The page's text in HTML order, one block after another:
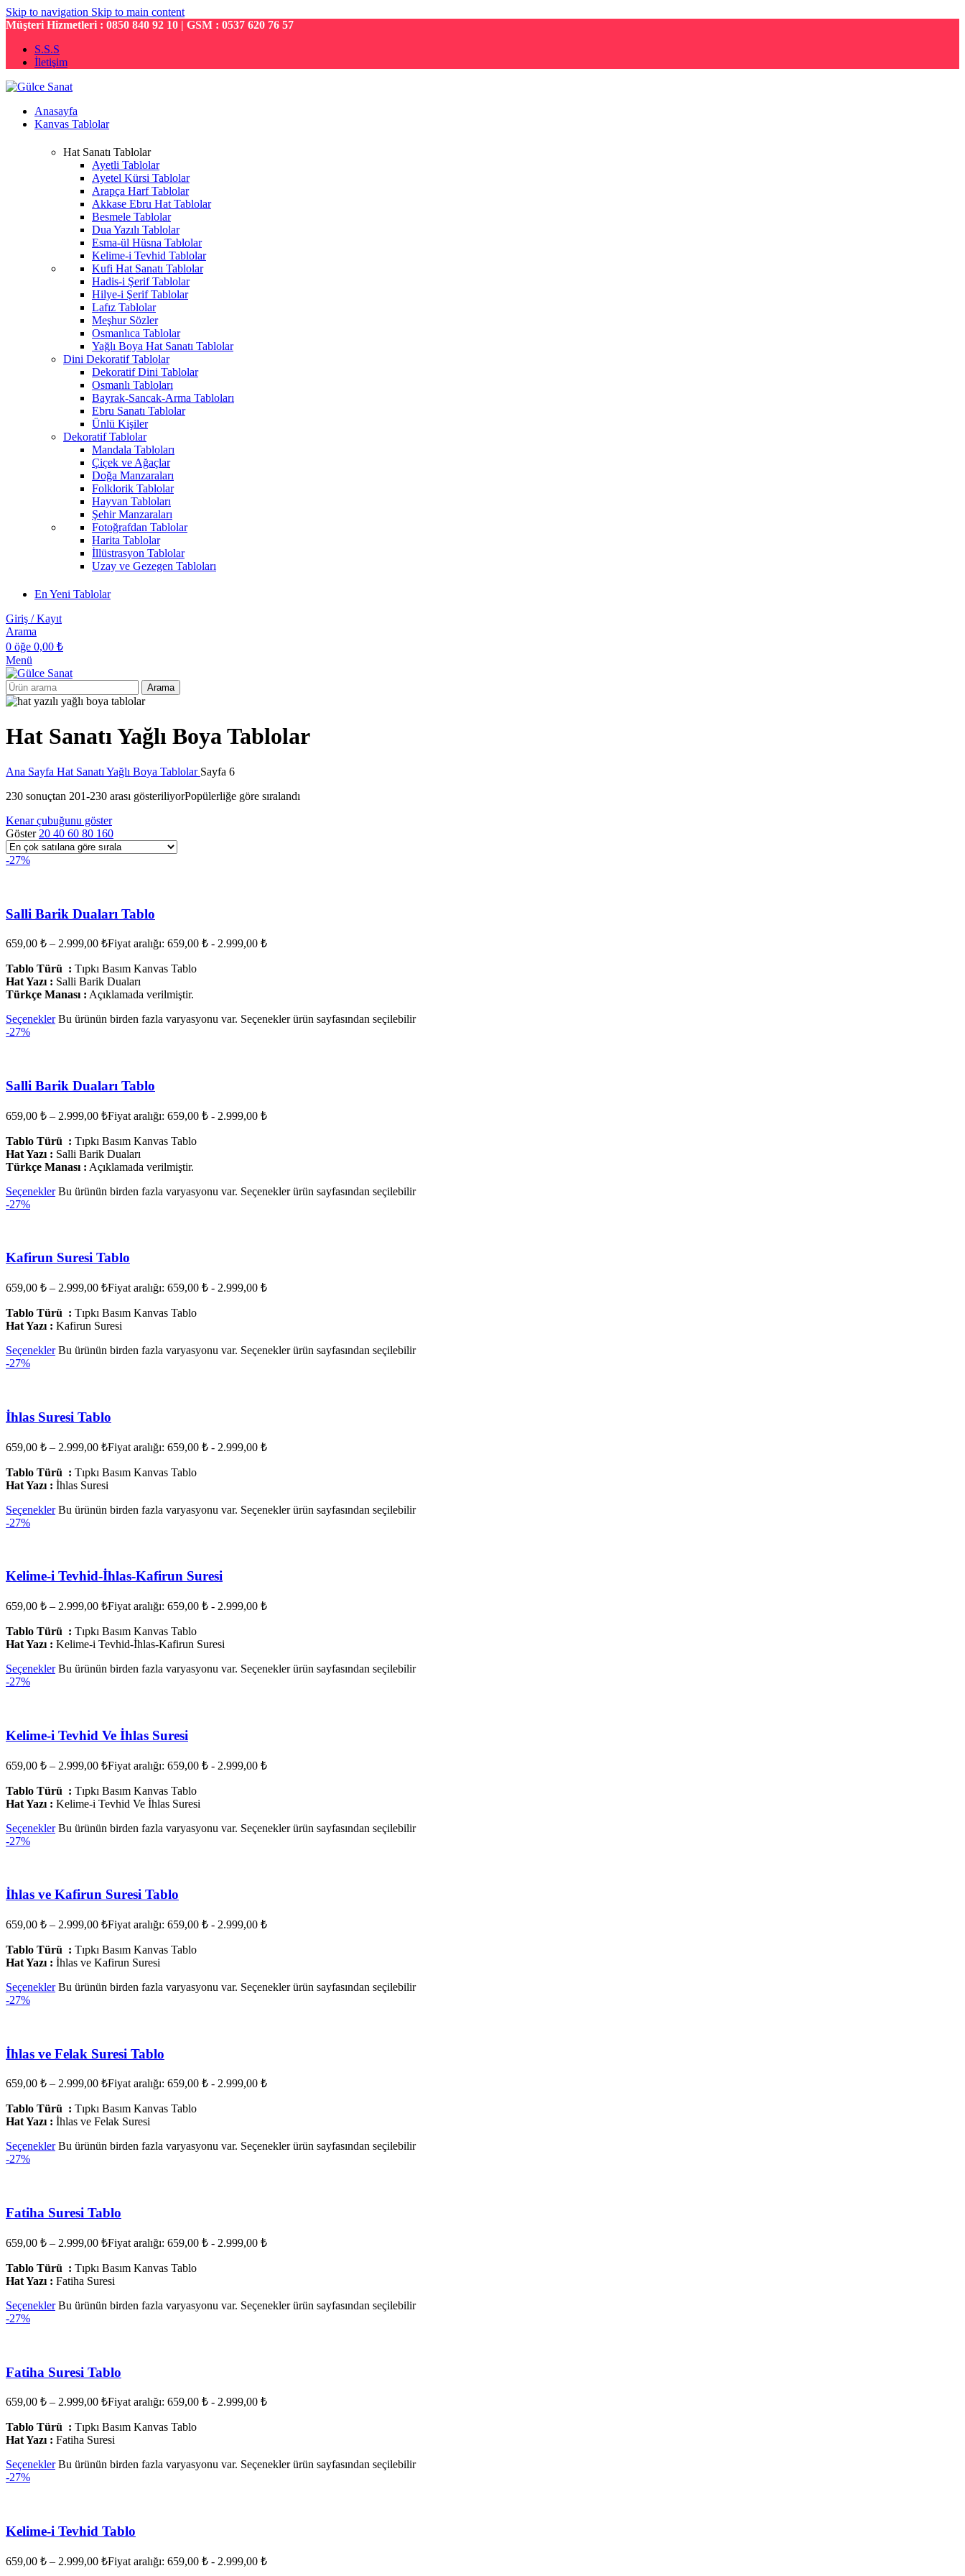
Skip to navigation Skip to main content
Müşteri Hizmetleri : 0850 840 92 10 | GSM : 0537 620 76 57
S.S.S
İletişim
Anasayfa
Kanvas Tablolar
Hat Sanatı Tablolar
Ayetli Tablolar
Ayetel Kürsi Tablolar
Arapça Harf Tablolar
Akkase Ebru Hat Tablolar
Besmele Tablolar
Dua Yazılı Tablolar
Esma-ül Hüsna Tablolar
Kelime-i Tevhid Tablolar
Kufi Hat Sanatı Tablolar
Hadis-i Şerif Tablolar
Hilye-i Şerif Tablolar
Lafız Tablolar
Meşhur Sözler
Osmanlıca Tablolar
Yağlı Boya Hat Sanatı Tablolar
Dini Dekoratif Tablolar
Dekoratif Dini Tablolar
Osmanlı Tabloları
Bayrak-Sancak-Arma Tabloları
Ebru Sanatı Tablolar
Ünlü Kişiler
Dekoratif Tablolar
Mandala Tabloları
Çiçek ve Ağaçlar
Doğa Manzaraları
Folklorik Tablolar
Hayvan Tabloları
Şehir Manzaraları
Fotoğrafdan Tablolar
Harita Tablolar
İllüstrasyon Tablolar
Uzay ve Gezegen Tabloları
En Yeni Tablolar
Giriş / Kayıt
Arama
0 öğe 0,00 ₺
Menü
Arama
Hat Sanatı Yağlı Boya Tablolar
Ana Sayfa Hat Sanatı Yağlı Boya Tablolar Sayfa 6
230 sonuçtan 201-230 arası gösteriliyorPopülerliğe göre sıralandı
Kenar çubuğunu göster
Göster 20 40 60 80 160
-27%
Salli Barik Duaları Tablo
659,00 ₺ – 2.999,00 ₺Fiyat aralığı: 659,00 ₺ - 2.999,00 ₺
Tablo Türü : Tıpkı Basım Kanvas Tablo
Hat Yazı : Salli Barik Duaları
Türkçe Manası : Açıklamada verilmiştir.
Seçenekler Bu ürünün birden fazla varyasyonu var. Seçenekler ürün sayfasından seçilebilir
-27%
Salli Barik Duaları Tablo
659,00 ₺ – 2.999,00 ₺Fiyat aralığı: 659,00 ₺ - 2.999,00 ₺
Tablo Türü : Tıpkı Basım Kanvas Tablo
Hat Yazı : Salli Barik Duaları
Türkçe Manası : Açıklamada verilmiştir.
Seçenekler Bu ürünün birden fazla varyasyonu var. Seçenekler ürün sayfasından seçilebilir
-27%
Kafirun Suresi Tablo
659,00 ₺ – 2.999,00 ₺Fiyat aralığı: 659,00 ₺ - 2.999,00 ₺
Tablo Türü : Tıpkı Basım Kanvas Tablo
Hat Yazı : Kafirun Suresi
Seçenekler Bu ürünün birden fazla varyasyonu var. Seçenekler ürün sayfasından seçilebilir
-27%
İhlas Suresi Tablo
659,00 ₺ – 2.999,00 ₺Fiyat aralığı: 659,00 ₺ - 2.999,00 ₺
Tablo Türü : Tıpkı Basım Kanvas Tablo
Hat Yazı : İhlas Suresi
Seçenekler Bu ürünün birden fazla varyasyonu var. Seçenekler ürün sayfasından seçilebilir
-27%
Kelime-i Tevhid-İhlas-Kafirun Suresi
659,00 ₺ – 2.999,00 ₺Fiyat aralığı: 659,00 ₺ - 2.999,00 ₺
Tablo Türü : Tıpkı Basım Kanvas Tablo
Hat Yazı : Kelime-i Tevhid-İhlas-Kafirun Suresi
Seçenekler Bu ürünün birden fazla varyasyonu var. Seçenekler ürün sayfasından seçilebilir
-27%
Kelime-i Tevhid Ve İhlas Suresi
659,00 ₺ – 2.999,00 ₺Fiyat aralığı: 659,00 ₺ - 2.999,00 ₺
Tablo Türü : Tıpkı Basım Kanvas Tablo
Hat Yazı : Kelime-i Tevhid Ve İhlas Suresi
Seçenekler Bu ürünün birden fazla varyasyonu var. Seçenekler ürün sayfasından seçilebilir
-27%
İhlas ve Kafirun Suresi Tablo
659,00 ₺ – 2.999,00 ₺Fiyat aralığı: 659,00 ₺ - 2.999,00 ₺
Tablo Türü : Tıpkı Basım Kanvas Tablo
Hat Yazı : İhlas ve Kafirun Suresi
Seçenekler Bu ürünün birden fazla varyasyonu var. Seçenekler ürün sayfasından seçilebilir
-27%
İhlas ve Felak Suresi Tablo
659,00 ₺ – 2.999,00 ₺Fiyat aralığı: 659,00 ₺ - 2.999,00 ₺
Tablo Türü : Tıpkı Basım Kanvas Tablo
Hat Yazı : İhlas ve Felak Suresi
Seçenekler Bu ürünün birden fazla varyasyonu var. Seçenekler ürün sayfasından seçilebilir
-27%
Fatiha Suresi Tablo
659,00 ₺ – 2.999,00 ₺Fiyat aralığı: 659,00 ₺ - 2.999,00 ₺
Tablo Türü : Tıpkı Basım Kanvas Tablo
Hat Yazı : Fatiha Suresi
Seçenekler Bu ürünün birden fazla varyasyonu var. Seçenekler ürün sayfasından seçilebilir
-27%
Fatiha Suresi Tablo
659,00 ₺ – 2.999,00 ₺Fiyat aralığı: 659,00 ₺ - 2.999,00 ₺
Tablo Türü : Tıpkı Basım Kanvas Tablo
Hat Yazı : Fatiha Suresi
Seçenekler Bu ürünün birden fazla varyasyonu var. Seçenekler ürün sayfasından seçilebilir
-27%
Kelime-i Tevhid Tablo
659,00 ₺ – 2.999,00 ₺Fiyat aralığı: 659,00 ₺ - 2.999,00 ₺